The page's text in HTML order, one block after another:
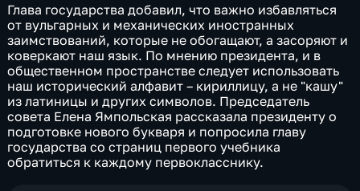
Глава государства добавил, что важно избавляться
от вульгарных и механических иностранных
заимствований, которые не обогащают, а засоряют и
коверкают наш язык. По мнению президента, и в
общественном пространстве следует использовать
наш исторический алфавит – кириллицу, а не "кашу"
из латиницы и других символов. Председатель
совета Елена Ямпольская рассказала президенту о
подготовке нового букваря и попросила главу
государства со страниц первого учебника
обратиться к каждому первокласснику.